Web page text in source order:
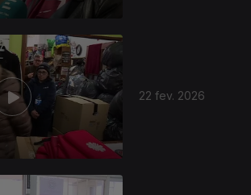
22 fev. 2026